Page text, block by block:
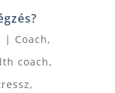
| Coach,
coach,
,